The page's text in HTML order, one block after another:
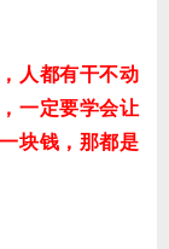
人都有干不动
一定要学会让
块钱，那都是